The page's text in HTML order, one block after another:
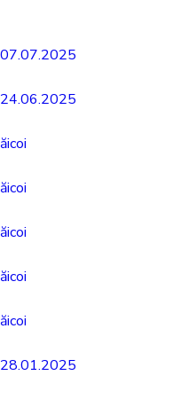
07.07.2025
24.06.2025
28.01.2025